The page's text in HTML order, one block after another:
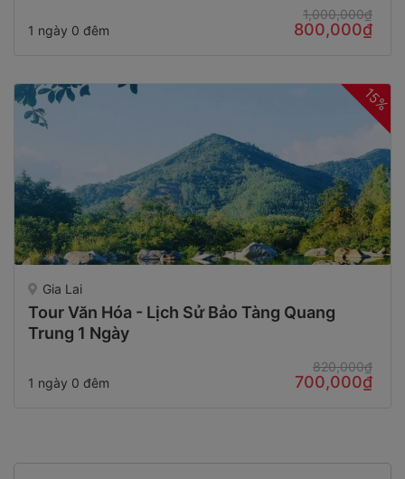
1 ngày 0 đêm
1,000,000₫
800,000₫
15%
Gia Lai
Tour Văn Hóa - Lịch Sử Bảo Tàng Quang
Trung 1 Ngày
1 ngày 0 đêm
820,000₫
700,000₫